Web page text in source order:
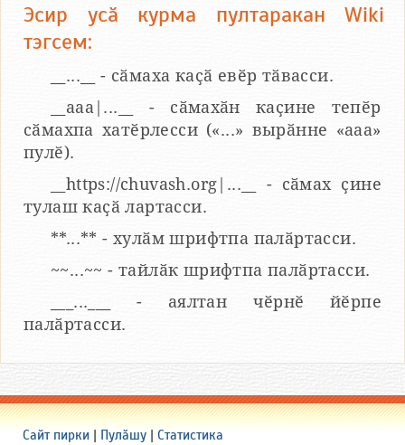
Эсир усӑ курма пултаракан Wiki
тэгсем:
__...__ - сӑмаха каҫӑ евӗр тӑвасси.
__aaa|...__ - сӑмахӑн каҫине тепӗр
сӑмахпа хатӗрлесси («...» вырӑнне «ааа»
пулӗ).
__https://chuvash.org|...__ - сӑмах ҫине
тулаш каҫӑ лартасси.
**...** - хулӑм шрифтпа палӑртасси.
~~...~~ - тайлӑк шрифтпа палӑртасси.
___...___ - аялтан чӗрнӗ йӗрпе
палӑртасси.
Сайт пирки | Пулӑшу | Статистика